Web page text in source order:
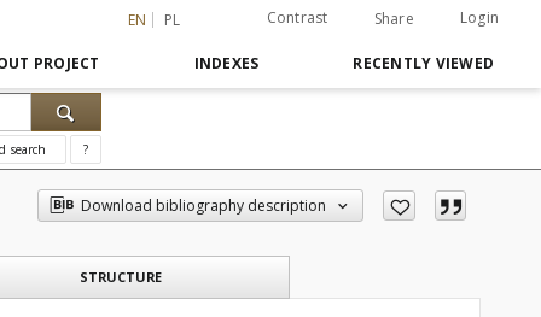
EN PL Contrast Share Login
PROJECT INDEXES RECENTLY VIEWED
search ?
Download bibliography description
STRUCTURE